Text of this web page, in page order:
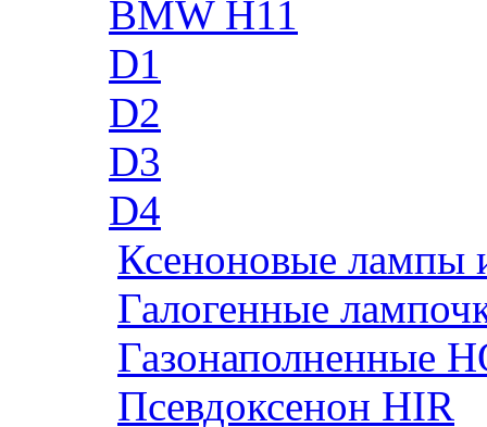
BMW H11
D1
D2
D3
D4
Ксеноновые лампы
Галогенные
Газонаполненные
Псевдоксенон HIR